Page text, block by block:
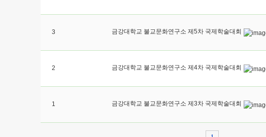
3 금강대학교 불교문화연구소 제5차 국제학술대회
2 금강대학교 불교문화연구소 제4차 국제학술대회
1 금강대학교 불교문화연구소 제3차 국제학술대회